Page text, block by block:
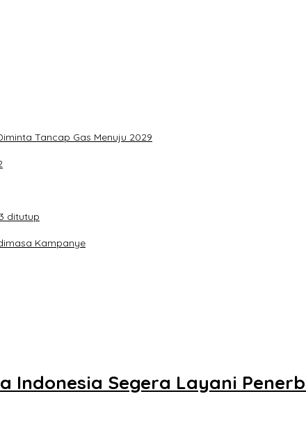
Tancap Gas Menuju 2029
ditutup
Kampanye
Indonesia Segera Layani